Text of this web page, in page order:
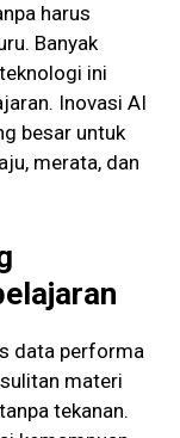
harus
Banyak
ini
Inovasi AI
besar untuk
merata, dan
data performa
materi
tekanan.